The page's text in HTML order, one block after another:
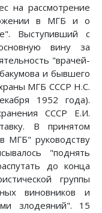
на рассмотрение
в МГБ и о
Выступивший с
вину за
"врачей-
и бывшего
МГБ СССР Н.С.
1952 года).
СССР Е.И.
В принятом
МГБ" руководству
"поднять
до конца
группы
виновников и
злодеяний". 15